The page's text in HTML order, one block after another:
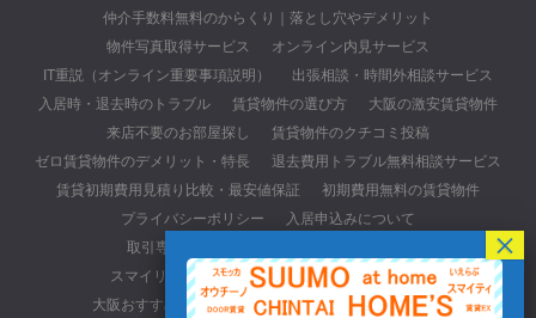
仲介手数料無料のからくり｜落とし穴やデメリット
物件写真取得サービス
オンライン内見サービス
IT重説（オンライン重要事項説明）
出張相談・時間外相談サービス
入居時・退去時のトラブル
賃貸物件の選び方
大阪の激安賃貸物件
来店不要のお部屋探し
賃貸物件のクチコミ投稿
ゼロ賃貸物件のデメリット・特長
退去費用トラブル無料相談サービス
賃貸初期費用見積り比較・最安値保証
初期費用無料の賃貸物件
プライバシーポリシー
入居申込みについて
取引専用ページ(元付・管理会社・貸主の方)
スマイリースの口コミ・レビューサイトについて
大阪おすすめ不動産会社
初期費用最安値の賃貸物件